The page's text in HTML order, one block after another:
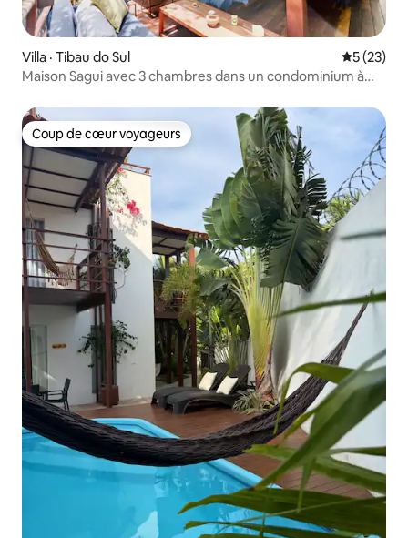
Villa · Tibau do Sul Note
5 (23)
Maison Sagui avec 3 chambres dans un condominium à
Coup de cœur voyageurs
Coup de cœur voyageurs